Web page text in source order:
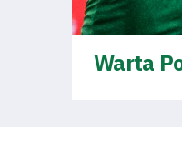
2024-
Warta